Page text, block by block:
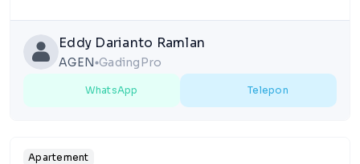
Eddy Darianto Ramlan
AGEN lensGadingPro
WhatsApp Telepon
Apartement